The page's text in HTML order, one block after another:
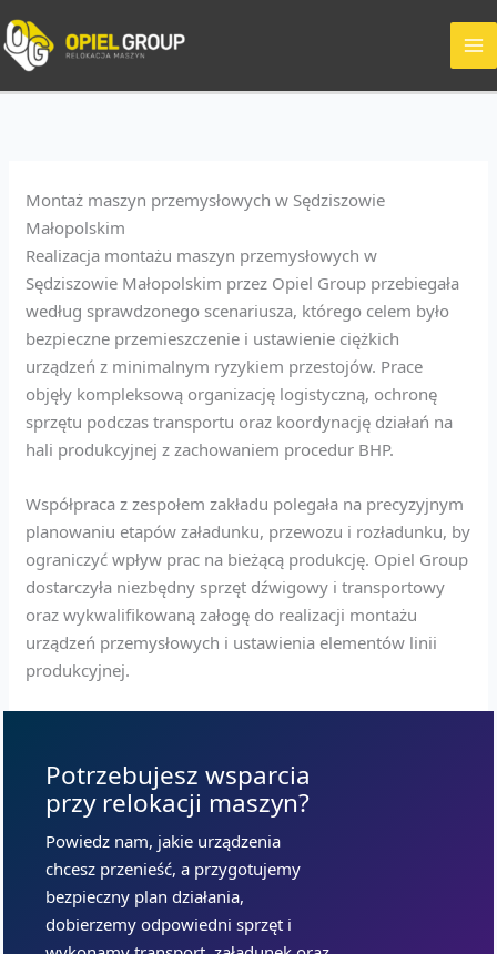
do
treści
Montaż maszyn przemysłowych w Sędziszowie
Małopolskim
Realizacja montażu maszyn przemysłowych w
Sędziszowie Małopolskim przez Opiel Group przebiegała
według sprawdzonego scenariusza, którego celem było
bezpieczne przemieszczenie i ustawienie ciężkich
urządzeń z minimalnym ryzykiem przestojów. Prace
objęły kompleksową organizację logistyczną, ochronę
sprzętu podczas transportu oraz koordynację działań na
hali produkcyjnej z zachowaniem procedur BHP.
Współpraca z zespołem zakładu polegała na precyzyjnym
planowaniu etapów załadunku, przewozu i rozładunku, by
ograniczyć wpływ prac na bieżącą produkcję. Opiel Group
dostarczyła niezbędny sprzęt dźwigowy i transportowy
oraz wykwalifikowaną załogę do realizacji montażu
urządzeń przemysłowych i ustawienia elementów linii
produkcyjnej.
Potrzebujesz wsparcia
przy relokacji maszyn?
Powiedz nam, jakie urządzenia
chcesz przenieść, a przygotujemy
bezpieczny plan działania,
dobierzemy odpowiedni sprzęt i